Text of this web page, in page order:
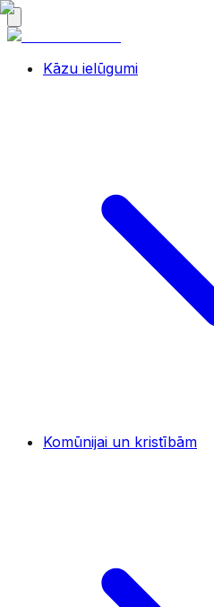
Kāzu ielūgumi
Komūnijai un kristībām